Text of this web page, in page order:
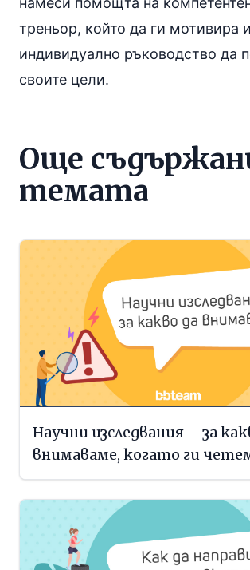
треньор, който да ги мотивира
индивидуално ръководство да
своите цели.
Още
темата
Научни изследвания – за
внимаваме, когато ги